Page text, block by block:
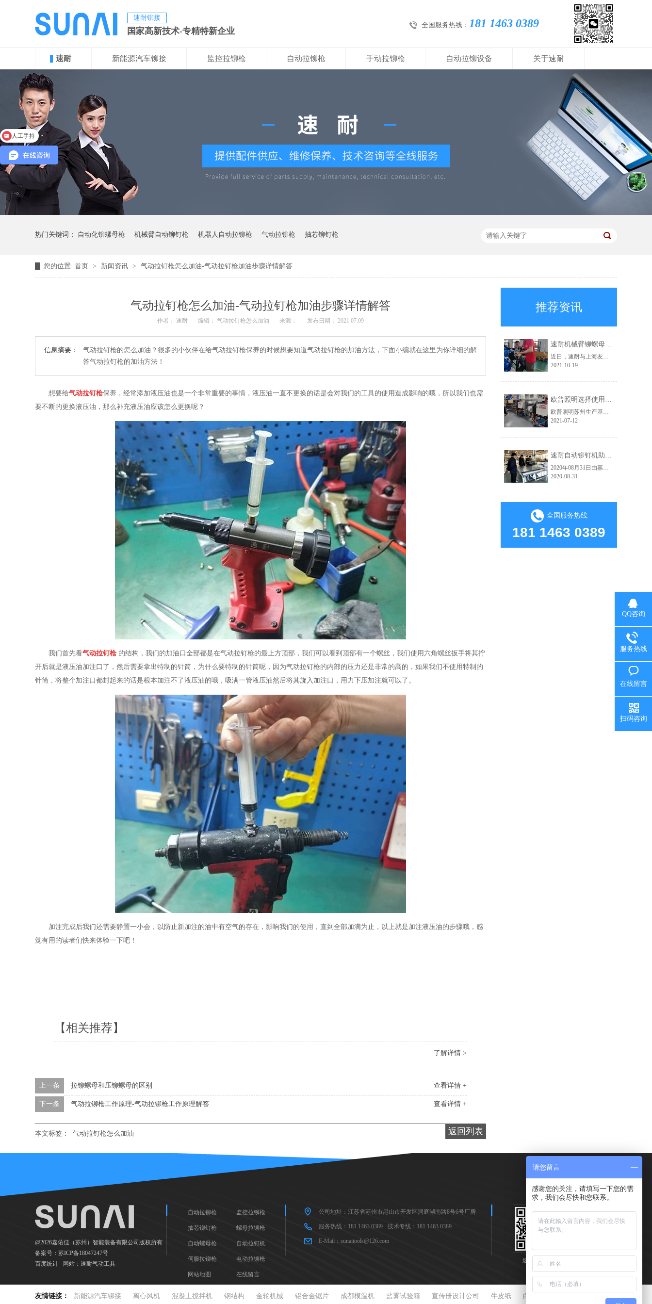
速耐铆接
国家高新技术-专精特新企业
全国服务热线： 181 1463 0389
速耐 新能源汽车铆接 监控拉铆枪 自动拉铆枪 手动拉铆枪 自动拉铆设备 关于速耐
热门关键词： 自动化铆螺母枪 机械臂自动铆钉枪 机器人自动拉铆枪 气动拉铆枪 抽芯铆钉枪
您的位置: 首页 > 新闻资讯 > 气动拉钉枪怎么加油-气动拉钉枪加油步骤详情解答
气动拉钉枪怎么加油-气动拉钉枪加油步骤详情解答
作者： 速耐 编辑： 气动拉钉枪怎么加油 来源： 发布日期： 2021.07.09
信息摘要：
气动拉钉枪的怎么加油？很多的小伙伴在给气动拉钉枪保养的时候想要知道气动拉钉枪的加油方法，下面小编就在这里为你详细的解
答气动拉钉枪的加油方法！
想要给气动拉钉枪保养，经常添加液压油也是一个非常重要的事情，液压油一直不更换的话是会对我们的工具的使用造成影响的哦，所以我们也需
要不断的更换液压油，那么补充液压油应该怎么更换呢？
我们首先看气动拉钉枪 的结构，我们的加油口全部都是在气动拉钉枪的最上方顶部，我们可以看到顶部有一个螺丝，我们使用六角螺丝扳手将其拧
开后就是液压油加注口了，然后需要拿出特制的针筒，为什么要特制的针筒呢，因为气动拉钉枪的内部的压力还是非常的高的，如果我们不使用特制的
针筒，将整个加注口都封起来的话是根本加注不了液压油的哦，吸满一管液压油然后将其旋入加注口，用力下压加注就可以了。
加注完成后我们还需要静置一小会，以防止新加注的油中有空气的存在，影响我们的使用，直到全部加满为止，以上就是加注液压油的步骤哦，感
觉有用的读者们快来体验一下吧！
【相关推荐】
了解详情 >
查看详情 +
上一条 拉铆螺母和压铆螺母的区别
查看详情 +
下一条 气动拉铆枪工作原理-气动拉铆枪工作原理解答
返回列表
本文标签： 气动拉钉枪怎么加油
推荐资讯
速耐机械臂铆螺母枪助力上海友升提效升级
近日，速耐与上海友升铝业有限公司成功达成合作，为对方提供了速耐机械臂铆螺母枪，助力上海友升实现自动化生产。
2021-10-19
欧普照明选择使用速耐自动拉钉机
欧普照明苏州生产基地，此前一直使用的是其他品牌的铆接气动工具。在得知速耐自动拉钉机后，进行了详细的咨询，被速耐自动拉钉机“自动吸钉、一机顶三人”的特点深深吸引，于是决定采购。
2021-07-12
2020年08月31日由嘉佑佳设计的自动拉钉机顺利交付给海宁市红狮电梯装饰有限公司使用。嘉佑佳负责人范经理现场亲自指导并演示操作流程，红狮电梯吴总经理及相关负责人到现场学习，下图为交货试机现场。速耐自动拉钉机高效的应用：因其技术的大幅提升，使得人和工具在保证了绝对安全的前提下大大提高生产效益了。从而实......
2020-08-31
全国服务热线
181 1463 0389
@2026嘉佑佳（苏州）智能装备有限公司版权所有
备案号： 苏ICP备18047247号
百度统计
网站： 速耐气动工具
自动拉铆枪 监控拉铆枪
抽芯铆钉枪 螺母拉铆枪
自动螺母枪 自动拉钉机
伺服拉铆枪 电动拉铆枪
网站地图 在线留言
公司地址：江苏省苏州市昆山市开发区洞庭湖南路8号6号厂房
服务热线：181 1463 0389 技术专线：181 1463 0389
E-Mail：sunaitools@126.com
速耐手机站
友情链接： 新能源汽车铆接 离心风机 混凝土搅拌机 钢结构 金轮机械 铝合金锯片 成都模温机 盐雾试验箱 宣传册设计公司 牛皮纸 白炭黑
QQ咨询
服务热线
在线留言
扫码咨询
人工手持
请您留言
感谢您的关注，请填写一下您的需
求，我们会尽快和您联系。